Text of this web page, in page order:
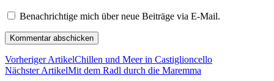
Benachrichtige mich über neue Beiträge via E-Mail.
Vorheriger ArtikelChillen und Meer in Castiglioncello
Nächster ArtikelMit dem Radl durch die Maremma